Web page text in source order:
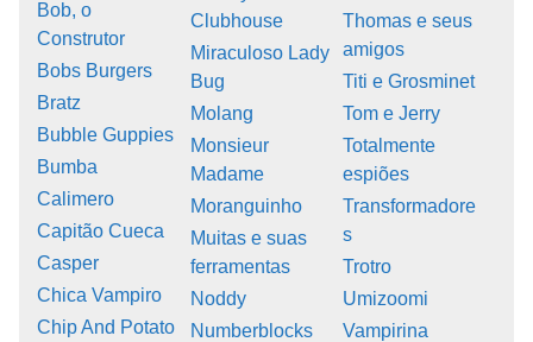
Bob, o
Construtor
Bobs Burgers
Bratz
Bubble Guppies
Bumba
Calimero
Capitão Cueca
Casper
Chica Vampiro
Chip And Potato
Clubhouse
Miraculoso Lady
Bug
Molang
Monsieur
Madame
Moranguinho
Muitas e suas
ferramentas
Noddy
Numberblocks
Thomas e seus
amigos
Titi e Grosminet
Tom e Jerry
Totalmente
espiões
Transformadore
s
Trotro
Umizoomi
Vampirina